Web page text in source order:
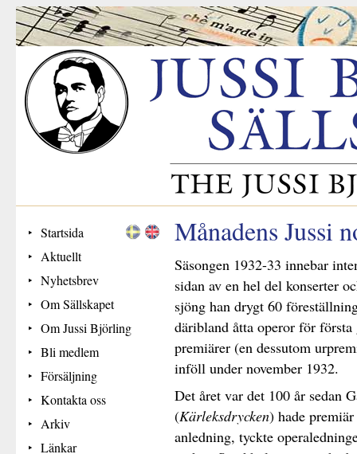
Startsida
Aktuellt
Nyhetsbrev
Om Sällskapet
Om Jussi Björling
Bli medlem
Försäljning
Kontakta oss
Arkiv
Länkar
Månadens Jussi
Säsongen 1932-33 innebar
sidan av en hel del konserter
sjöng han drygt 60
däribland åtta operor för första
premiärer (en dessutom
inföll under november 1932.
Det året var det 100 år sedan
(Kärleksdrycken) hade
anledning, tyckte